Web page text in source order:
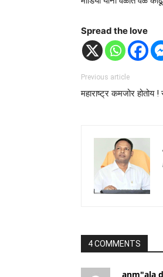
Spread the love
Previous article
महाराष्ट्र कमजोर होतोय
4 COMMENTS
anm"ala